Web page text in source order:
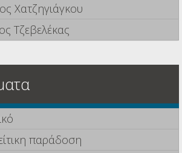
Χατζηγιάγκου
Τζεβελέκας
παράδοση